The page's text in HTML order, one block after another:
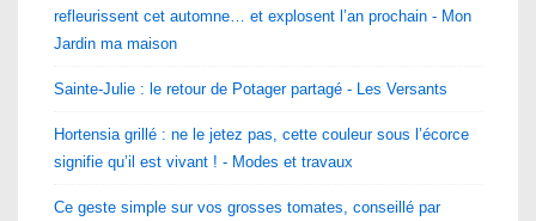
refleurissent cet automne… et explosent l’an prochain - Mon
Jardin ma maison
Sainte-Julie : le retour de Potager partagé - Les Versants
Hortensia grillé : ne le jetez pas, cette couleur sous l’écorce
signifie qu’il est vivant ! - Modes et travaux
Ce geste simple sur vos grosses tomates, conseillé par